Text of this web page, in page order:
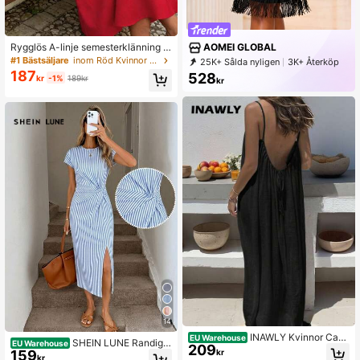
Rygglös A-linje semesterklänning f
ör kvinnor, sexig romantisk design,
elegant röd sommarklänning för Alla
hjärtans dag och dejtkväll
#1 Bästsäljare inom Röd Kvinnor Långa Klänningar
187kr -1% 189kr
14
EU Warehouse SHEIN LUNE Randig n
autisk klänning med vintagemönste
159kr
AOMEI GLOBAL
25K+ Sålda nyligen
3K+ Återköp
13K Prenumeration
528kr
EU Warehouse INAWLY Kvinnor Casu
al Enfärgad Klänning med lösa ban
209kr